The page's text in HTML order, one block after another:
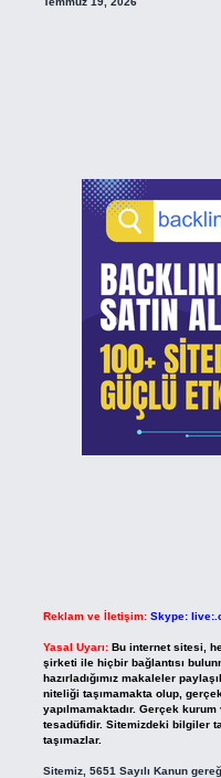
Reklam ve İletişim: Skype:
Yasal Uyarı: Bu internet sitesi,
şirketi ile hiçbir bağlantısı
hazırladığımız makaleler
niteliği taşımamakta olup,
yapılmamaktadır. Gerçek
tesadüfidir. Sitemizdeki bilgiler
taşımazlar.
Sitemiz, 5651 Sayılı Kanun